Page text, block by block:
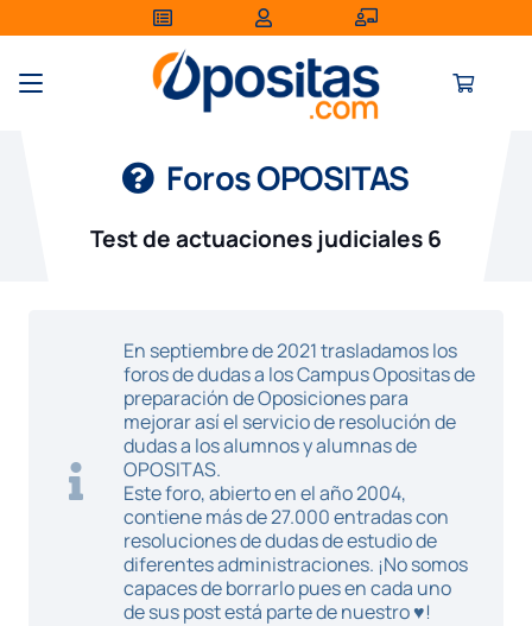
Foros OPOSITAS
Test de actuaciones judiciales 6
En septiembre de 2021 trasladamos los
foros de dudas a los Campus Opositas de
preparación de Oposiciones para
mejorar así el servicio de resolución de
dudas a los alumnos y alumnas de
OPOSITAS.
Este foro, abierto en el año 2004,
contiene más de 27.000 entradas con
resoluciones de dudas de estudio de
diferentes administraciones. ¡No somos
capaces de borrarlo pues en cada uno
de sus post está parte de nuestro ♥!